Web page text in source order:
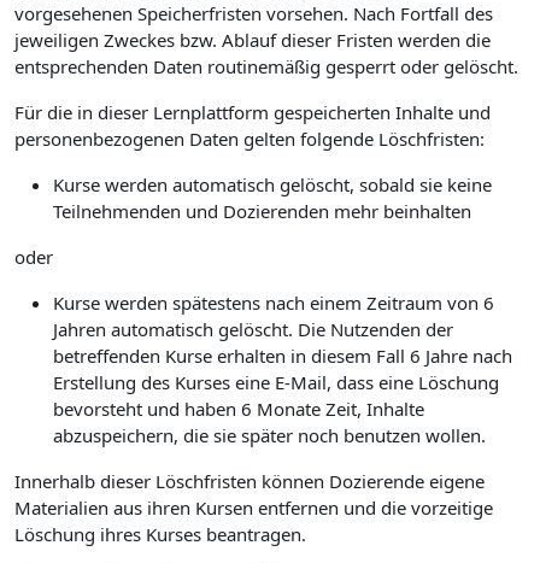
vorgesehenen Speicherfristen vorsehen. Nach Fortfall des
jeweiligen Zweckes bzw. Ablauf dieser Fristen werden die
entsprechenden Daten routinemäßig gesperrt oder gelöscht.
Für die in dieser Lernplattform gespeicherten Inhalte und
personenbezogenen Daten gelten folgende Löschfristen:
Kurse werden automatisch gelöscht, sobald sie keine
Teilnehmenden und Dozierenden mehr beinhalten
oder
Kurse werden spätestens nach einem Zeitraum von 6
Jahren automatisch gelöscht. Die Nutzenden der
betreffenden Kurse erhalten in diesem Fall 6 Jahre nach
Erstellung des Kurses eine E-Mail, dass eine Löschung
bevorsteht und haben 6 Monate Zeit, Inhalte
abzuspeichern, die sie später noch benutzen wollen.
Innerhalb dieser Löschfristen können Dozierende eigene
Materialien aus ihren Kursen entfernen und die vorzeitige
Löschung ihres Kurses beantragen.